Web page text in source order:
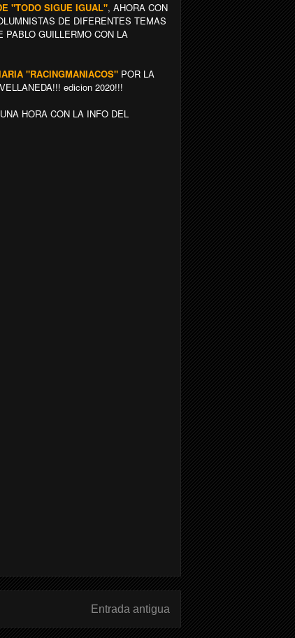
"TODO SIGUE IGUAL", AHORA CON
DE DIFERENTES TEMAS
PABLO GUILLERMO CON LA
"RACINGMANIACOS" POR LA
edicion 2020!!!
UNA HORA CON LA INFO DEL
Entrada antigua